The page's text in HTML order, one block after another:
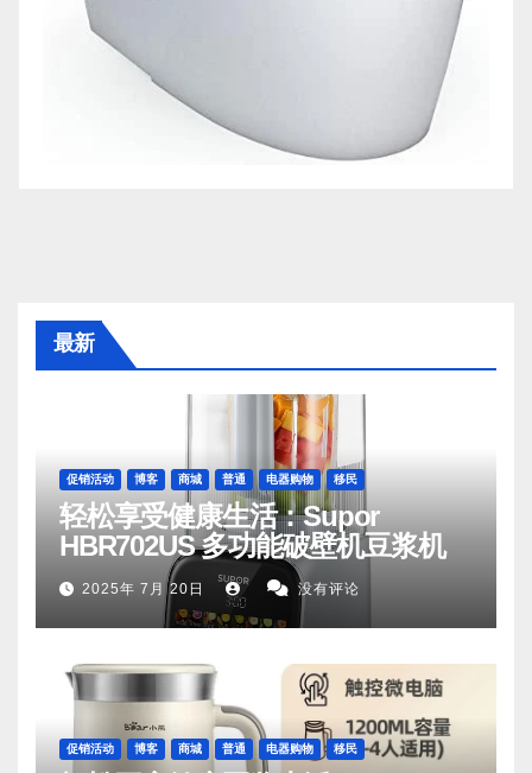
最新
促销活动 博客 商城 普通 电器购物 移民
轻松享受健康生活：Supor
HBR702US 多功能破壁机豆浆机
2025年 7月 20日 没有评论
促销活动 博客 商城 普通 电器购物 移民